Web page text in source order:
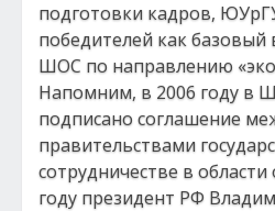
подготовки кадров,
победителей как базовый
ШОС по направлению
Напомним, в 2006 году в
подписано соглашение
правительствами
сотрудничестве в
году президент РФ